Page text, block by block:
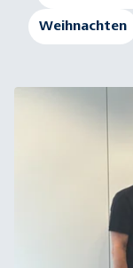
Weihnachten